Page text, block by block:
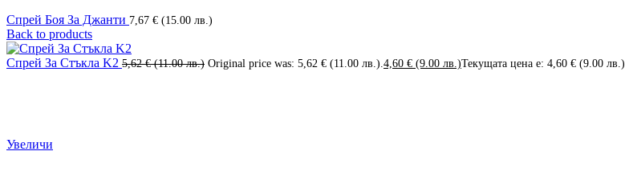
Спрей Боя За Джанти 7,67 € (15.00 лв.)
Back to products
Спрей За Стъкла K2 5,62€ (11.00 лв.) Original price was: 5,62 € (11.00 лв.). 4,60 € (9.00 лв.)Текущата цена е: 4,60 € (9.00 лв.).
Увеличи